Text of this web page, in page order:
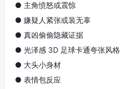
● 主角愤怒或震惊
● 嫌疑人紧张或装无辜
● 真凶偷偷隐藏证据
● 光泽感 3D 足球卡通夸张风格
● 大头小身材
● 表情包反应